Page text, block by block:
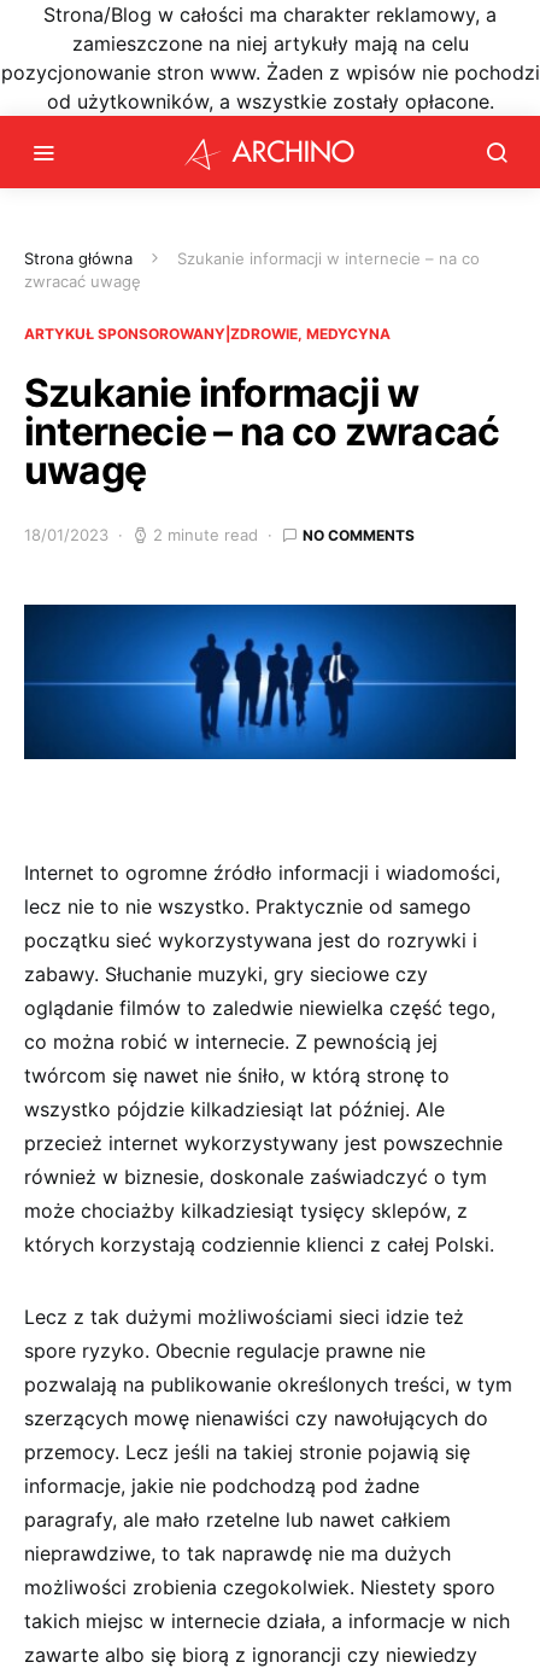
Strona/Blog w całości ma charakter reklamowy, a
zamieszczone na niej artykuły mają na celu
pozycjonowanie stron www. Żaden z wpisów nie pochodzi
od użytkowników, a wszystkie zostały opłacone.
Strona główna
Szukanie informacji w internecie – na co
zwracać uwagę
ARTYKUŁ SPONSOROWANY|ZDROWIE, MEDYCYNA
Szukanie informacji w
internecie – na co zwracać
uwagę
18/01/2023 2 minute read NO COMMENTS
Internet to ogromne źródło informacji i wiadomości,
lecz nie to nie wszystko. Praktycznie od samego
początku sieć wykorzystywana jest do rozrywki i
zabawy. Słuchanie muzyki, gry sieciowe czy
oglądanie filmów to zaledwie niewielka część tego,
co można robić w internecie. Z pewnością jej
twórcom się nawet nie śniło, w którą stronę to
wszystko pójdzie kilkadziesiąt lat później. Ale
przecież internet wykorzystywany jest powszechnie
również w biznesie, doskonale zaświadczyć o tym
może chociażby kilkadziesiąt tysięcy sklepów, z
których korzystają codziennie klienci z całej Polski.
Lecz z tak dużymi możliwościami sieci idzie też
spore ryzyko. Obecnie regulacje prawne nie
pozwalają na publikowanie określonych treści, w tym
szerzących mowę nienawiści czy nawołujących do
przemocy. Lecz jeśli na takiej stronie pojawią się
informacje, jakie nie podchodzą pod żadne
paragrafy, ale mało rzetelne lub nawet całkiem
nieprawdziwe, to tak naprawdę nie ma dużych
możliwości zrobienia czegokolwiek. Niestety sporo
takich miejsc w internecie działa, a informacje w nich
zawarte albo się biorą z ignorancji czy niewiedzy